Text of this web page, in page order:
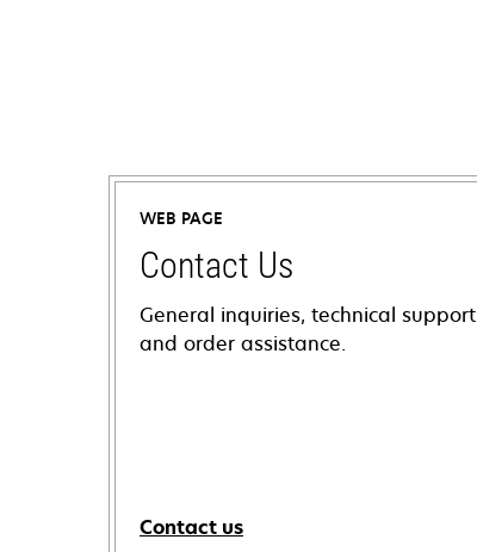
WEB PAGE
Contact Us
General inquiries, technical support
and order assistance.
Contact us